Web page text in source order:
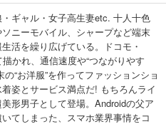
ギャル・女子高生妻etc. 十人十色
ニーモバイル、シャープなど端末
活を繰り広げている。ドコモ・
かれ、通信速度や“つながりやす
“お洋服”を作ってファッションショ
姿とサービス満点だ! もちろんライ
形男子として登場。Androidの父ア
てしまった、スマホ業界事情をコ